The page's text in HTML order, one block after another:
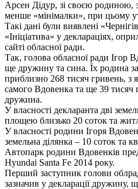
Арсен Дідур, зі своєю родиною,
менше «мінімалки», при цьому
Такі дані були виявлені
«Ініціатива» у деклараціях,
сайті обласної ради.
Так, голова обласної ради Ігор
ще дружину та сина. Їх родина
приблизно 268 тисяч гривень, з
самого Вдовенка та ще 39 тисяч
дружина.
У власності декларанта дві
площею близько 20 соток та
У власності родини Ігоря
земельна ділянка – 10 соток та
Автопарк родини Вдовенків
Hyundai Santa Fe 2014 року.
Перший заступник голови
зазначив у декларації дружину,